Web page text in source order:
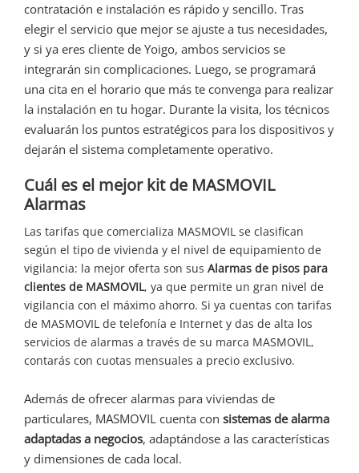
contratación e instalación es rápido y sencillo. Tras
elegir el servicio que mejor se ajuste a tus necesidades,
y si ya eres cliente de Yoigo, ambos servicios se
integrarán sin complicaciones. Luego, se programará
una cita en el horario que más te convenga para realizar
la instalación en tu hogar. Durante la visita, los técnicos
evaluarán los puntos estratégicos para los dispositivos y
dejarán el sistema completamente operativo.
Cuál es el mejor kit de MASMOVIL
Alarmas
Las tarifas que comercializa MASMOVIL se clasifican
según el tipo de vivienda y el nivel de equipamiento de
vigilancia: la mejor oferta son sus Alarmas de pisos para
clientes de MASMOVIL, ya que permite un gran nivel de
vigilancia con el máximo ahorro. Si ya cuentas con tarifas
de MASMOVIL de telefonía e Internet y das de alta los
servicios de alarmas a través de su marca MASMOVIL,
contarás con cuotas mensuales a precio exclusivo.
Además de ofrecer alarmas para viviendas de
particulares, MASMOVIL cuenta con sistemas de alarma
adaptadas a negocios, adaptándose a las características
y dimensiones de cada local.